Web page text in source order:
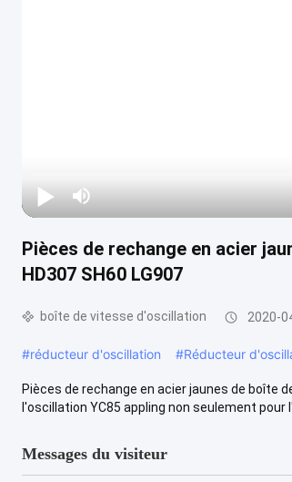
Pièces de rechange en acier
HD307 SH60 LG907
boîte de vitesse d'oscillation 2020-
#réducteur d'oscillation #Réducteur
Pièces de rechange en acier jaunes de boîte
l'oscillation YC85 appling non seulement pour
Messages du visiteur